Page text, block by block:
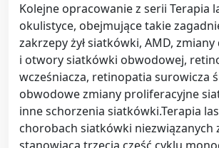
Kolejne opracowanie z serii Terapia
okulistyce, obejmujące takie
zakrzepy żył siatkówki, AMD,
i otwory siatkówki obwodowej,
wcześniacza, retinopatia surowicza
obwodowe zmiany proliferacyjne
inne schorzenia siatkówki.Terapia
chorobach siatkówki niezwiązanych